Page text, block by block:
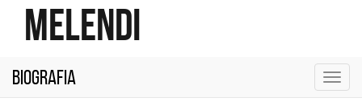
Melendi
Biografia